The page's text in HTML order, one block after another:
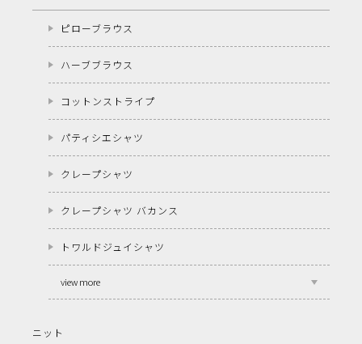
ピローブラウス
ハーブブラウス
コットンストライプ
パティシエシャツ
クレープシャツ
クレープシャツ バカンス
トワルドジュイシャツ
view more
ニット